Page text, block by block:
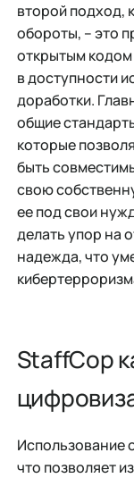
второй подход,
обороты, – это
открытым
в доступности
доработки.
общие
которые
быть
свою
ее под свои
делать упор на
надежда, что
StaffCop
Использование
что позволяет